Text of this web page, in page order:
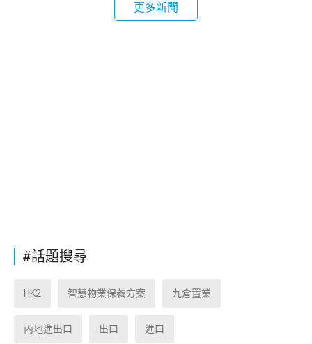
更多新聞
#話題搜尋
HK2 智慧物業保養方案 九倉置業
內地進出口 出口 進口